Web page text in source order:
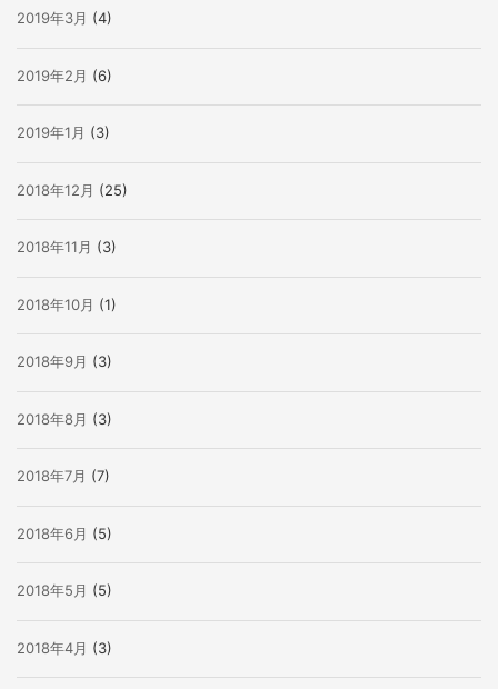
2019年3月 (4)
2019年2月 (6)
2019年1月 (3)
2018年12月 (25)
2018年11月 (3)
2018年10月 (1)
2018年9月 (3)
2018年8月 (3)
2018年7月 (7)
2018年6月 (5)
2018年5月 (5)
2018年4月 (3)